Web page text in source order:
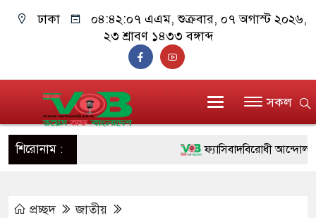
ঢাকা ০৪:৪২:০৮ এএম, শুক্রবার, ০৭ অগাস্ট ২০২৬,
২৩ শ্রাবণ ১৪৩৩ বঙ্গাব্দ
সকল
শিরোনাম : ফ্যাসিবাদবিরোধী আন্দোলনে
প্রচ্ছদ
জাতীয়